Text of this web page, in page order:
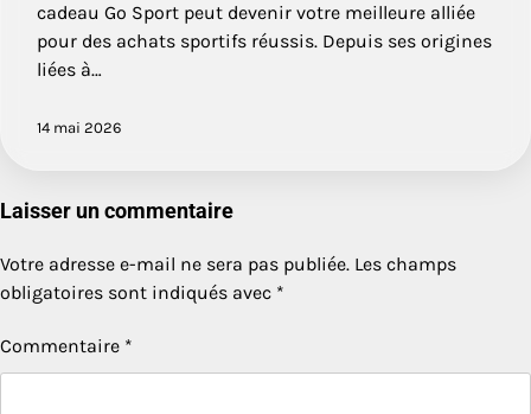
cadeau Go Sport peut devenir votre meilleure alliée
pour des achats sportifs réussis. Depuis ses origines
liées à…
14 mai 2026
Laisser un commentaire
Votre adresse e-mail ne sera pas publiée. Les champs
obligatoires sont indiqués avec *
Commentaire *